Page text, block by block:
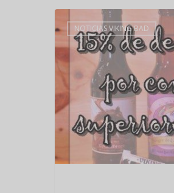
Hit enter to search
NOTICIAS VIKING BAD